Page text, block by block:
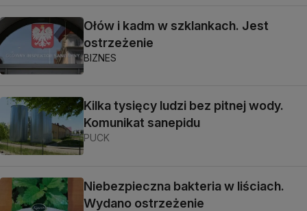
Ołów i kadm w szklankach. Jest
ostrzeżenie
BIZNES
Kilka tysięcy ludzi bez pitnej wody.
Komunikat sanepidu
PUCK
Niebezpieczna bakteria w liściach.
Wydano ostrzeżenie